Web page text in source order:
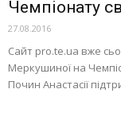
Чемпіонату
27.08.2016
Сайт pro.te.ua вже
Меркушиної на
Почин Анастасії